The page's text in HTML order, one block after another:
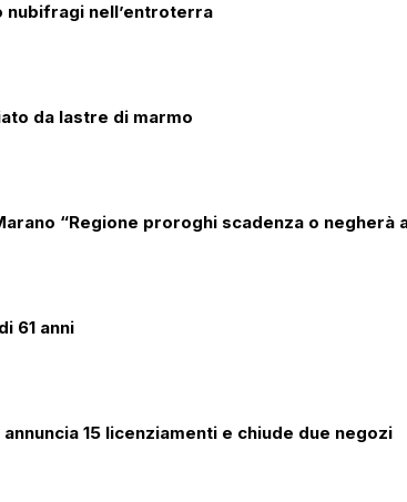
nubifragi nell’entroterra
da lastre di marmo
“Regione proroghi scadenza o negherà
61 anni
15 licenziamenti e chiude due negozi